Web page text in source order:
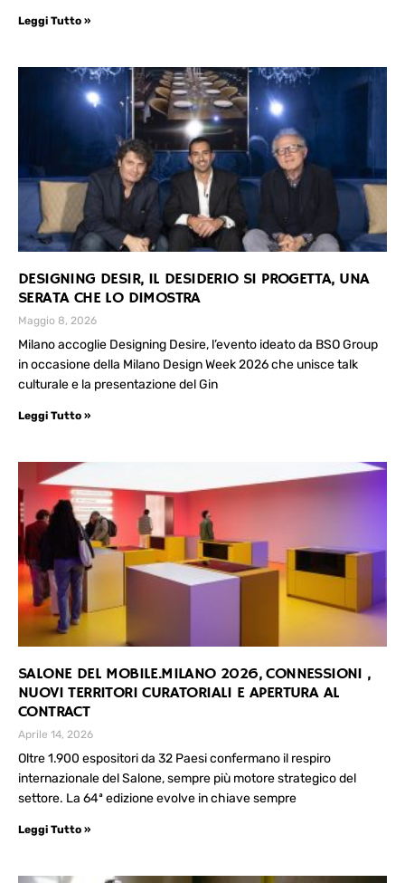
Leggi Tutto »
DESIGNING DESIR, IL DESIDERIO SI PROGETTA, UNA
SERATA CHE LO DIMOSTRA
Maggio 8, 2026
Milano accoglie Designing Desire, l’evento ideato da BSO Group
in occasione della Milano Design Week 2026 che unisce talk
culturale e la presentazione del Gin
Leggi Tutto »
SALONE DEL MOBILE.MILANO 2026, CONNESSIONI ,
NUOVI TERRITORI CURATORIALI E APERTURA AL
CONTRACT
Aprile 14, 2026
Oltre 1.900 espositori da 32 Paesi confermano il respiro
internazionale del Salone, sempre più motore strategico del
settore. La 64ª edizione evolve in chiave sempre
Leggi Tutto »